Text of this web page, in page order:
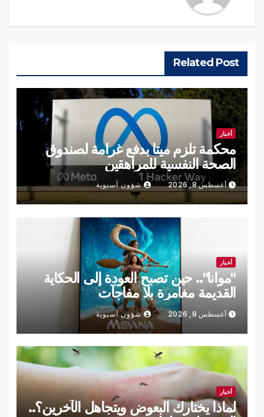
Related Post
أخبار
محكمة تلزم ميتا بدفع غرامة لصندوق
الصحة النفسية للمراهقين
أغسطس 8, 2026 شؤون آسيوية
أخبار
"موانا".. حين تصبح العودة إلى الحكاية
القديمة مغامرة بلا مفاجآت
أغسطس 8, 2026 شؤون آسيوية
أخبار
لماذا يختارك البعوض ويتجاهل الآخرين؟..